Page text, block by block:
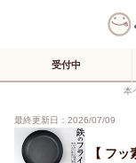
受付中
本
最終更新日：2026/07/09
【 フ